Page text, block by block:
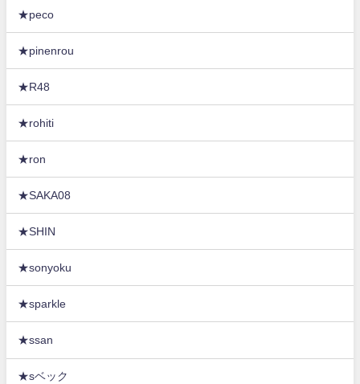
★peco
★pinenrou
★R48
★rohiti
★ron
★SAKA08
★SHIN
★sonyoku
★sparkle
★ssan
★sベック